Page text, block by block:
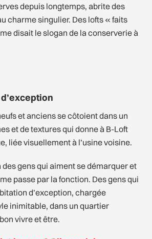
depuis longtemps, abrite des
charme singulier. Des lofts « faits
disait le slogan de la conserverie à
et anciens se côtoient dans un
et de textures qui donne à B-Loft
liée visuellement à l’usine voisine.
des gens qui aiment se démarquer et
passe par la fonction. Des gens qui
d’exception, chargée
inimitable, dans un quartier
vivre et être.